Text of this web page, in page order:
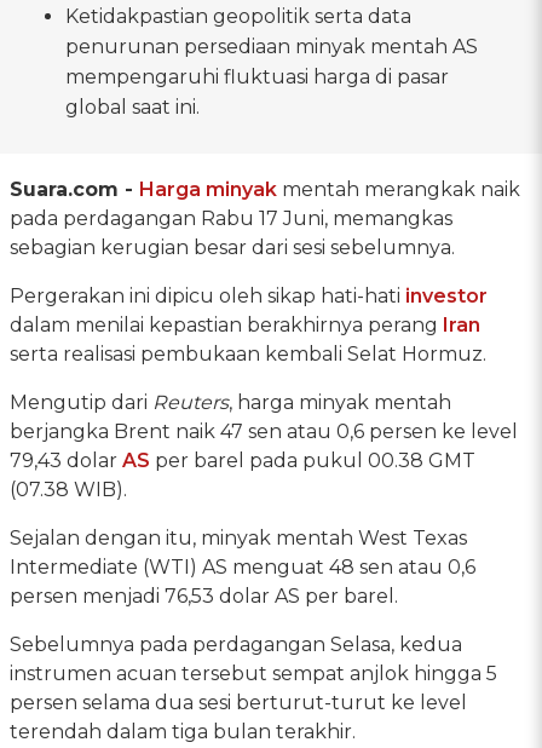
Ketidakpastian geopolitik serta data
penurunan persediaan minyak mentah AS
mempengaruhi fluktuasi harga di pasar
global saat ini.
Suara.com - Harga minyak mentah merangkak naik
pada perdagangan Rabu 17 Juni, memangkas
sebagian kerugian besar dari sesi sebelumnya.
Pergerakan ini dipicu oleh sikap hati-hati investor
dalam menilai kepastian berakhirnya perang Iran
serta realisasi pembukaan kembali Selat Hormuz.
Mengutip dari Reuters, harga minyak mentah
berjangka Brent naik 47 sen atau 0,6 persen ke level
79,43 dolar AS per barel pada pukul 00.38 GMT
(07.38 WIB).
Sejalan dengan itu, minyak mentah West Texas
Intermediate (WTI) AS menguat 48 sen atau 0,6
persen menjadi 76,53 dolar AS per barel.
Sebelumnya pada perdagangan Selasa, kedua
instrumen acuan tersebut sempat anjlok hingga 5
persen selama dua sesi berturut-turut ke level
terendah dalam tiga bulan terakhir.